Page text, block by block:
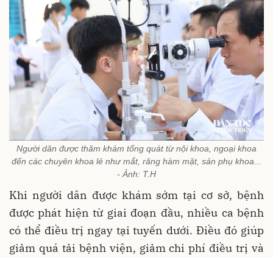
Người dân được thăm khám tổng quát từ nội khoa, ngoại khoa
đến các chuyên khoa lẻ như mắt, răng hàm mặt, sản phụ khoa...
- Ảnh: T.H
Khi người dân được khám sớm tại cơ sở, bệnh
được phát hiện từ giai đoạn đầu, nhiều ca bệnh
có thể điều trị ngay tại tuyến dưới. Điều đó giúp
giảm quá tải bệnh viện, giảm chi phí điều trị và